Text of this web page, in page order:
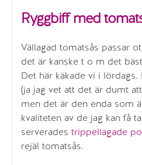
Ryggbiff med
Vällagad tomatsås passar
det är kanske t o m det
Det här käkade vi i
(ja jag vet att det är dumt
men det är den enda som
kvaliteten av de jag kan få
serverades trippellagade
rejäl tomatsås.